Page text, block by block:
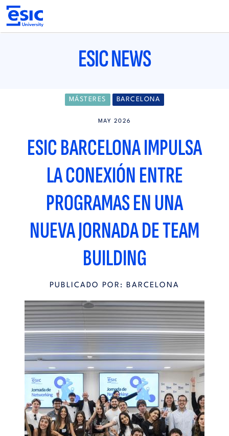
Pasar
contenido
ESIC NEWS
MÁSTERES BARCELONA
MAY 2026
ESIC BARCELONA IMPULSA
LA CONEXIÓN ENTRE
PROGRAMAS EN UNA
NUEVA JORNADA DE TEAM
BUILDING
PUBLICADO POR: BARCELONA